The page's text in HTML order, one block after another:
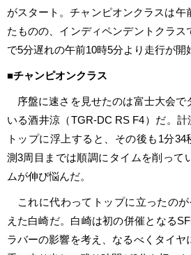
がスタート。チャンピオンクラスは午
たものの、インディペンデントクラ
で5分遅れの午前10時5分より走行が開
■チャンピオンクラス
序盤に速さを見せたのは富士大会で
いる酒井涼（TGR-DC RS F4）だ。
トップに浮上すると、その後も1分34
測3周目までは順調にタイムを削って
ムが伸び悩んだ。
これに代わってトップに立ったのが
えた白崎だ。白崎は初の併催となる
ラバーの影響を考え、なるべくタイ